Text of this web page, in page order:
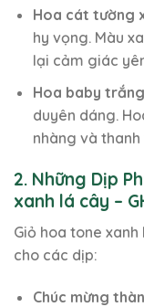
Hoa cát tường
hy vọng. Màu
lại cảm giác
Hoa baby trắng
duyên dáng.
nhàng và
2. Những Dịp
xanh lá cây –
Giỏ hoa tone xanh
cho các dịp:
Chúc mừng